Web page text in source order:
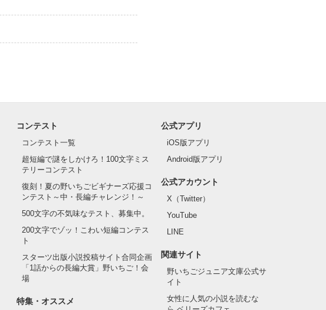
コンテスト
コンテスト一覧
超短編で謎をしかけろ！100文字ミス
テリーコンテスト
復刻！夏の野いちごビギナーズ応援コ
ンテスト～中・長編チャレンジ！～
500文字の不気味なテスト、募集中。
200文字でゾッ！こわい短編コンテス
ト
スターツ出版小説投稿サイト合同企画
「1話からの長編大賞」野いちご！会
場
特集・オススメ
公式アプリ
iOS版アプリ
Android版アプリ
公式アカウント
X（Twitter）
YouTube
LINE
関連サイト
野いちごジュニア文庫公式サ
イト
女性に人気の小説を読むな